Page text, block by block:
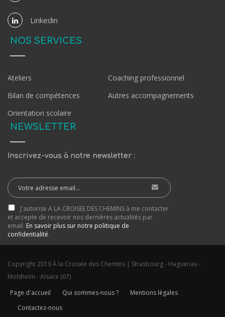
Linkedin
NOS SERVICES
Ateliers
Coaching professionnel
Bilan de compétences
Autres accompagnements
Orientation scolaire
NEWSLETTER
Inscrivez-vous à notre newsletter :
J'autorise A LA CROISEE DES CHEMINS à me contacter
et accepte de recevoir nos dernières actualités par
email. En savoir plus sur notre politique de
confidentialité.
Copyright 2019 À la Croisée des Chemins | Strasbourg - Haguenau -
Molsheim - Alsace (67)
Page d'accueil
Qui sommes-nous ?
Mentions légales
Contactez-nous